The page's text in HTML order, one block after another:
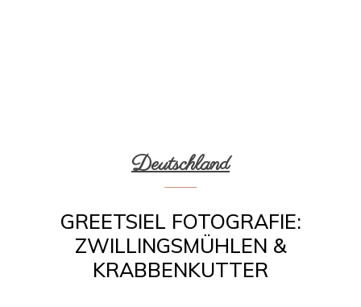
Deutschland
GREETSIEL FOTOGRAFIE:
ZWILLINGSMÜHLEN &
KRABBENKUTTER